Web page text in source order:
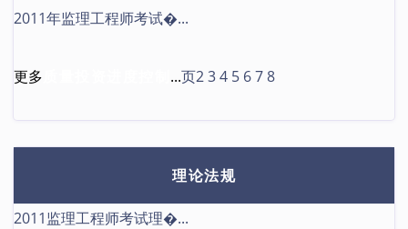
2011年监理工程师考试�...
更多 ...页234 5 678
理论法规
2011监理工程师考试理�...